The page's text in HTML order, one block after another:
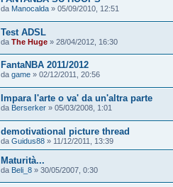
da Manocalda » 05/09/2010, 12:51
Test ADSL
da The Huge » 28/04/2012, 16:30
FantaNBA 2011/2012
da game » 02/12/2011, 20:56
Impara l'arte o va' da un'altra parte
da Berserker » 05/03/2008, 1:01
demotivational picture thread
da Guidus88 » 11/12/2011, 13:39
Maturità...
da Beli_8 » 30/05/2007, 0:30